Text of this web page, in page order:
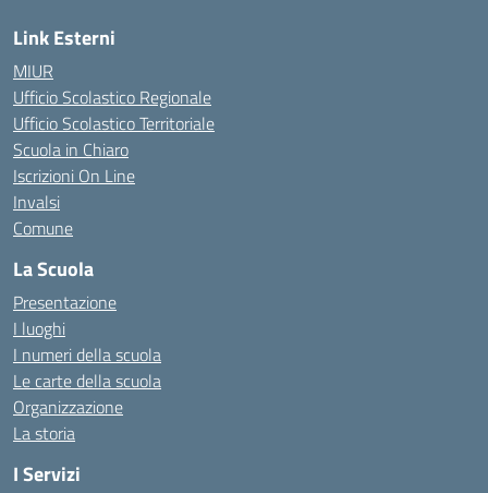
Link Esterni
MIUR
Ufficio Scolastico Regionale
Ufficio Scolastico Territoriale
Scuola in Chiaro
Iscrizioni On Line
Invalsi
Comune
La Scuola
Presentazione
I luoghi
I numeri della scuola
Le carte della scuola
Organizzazione
La storia
I Servizi